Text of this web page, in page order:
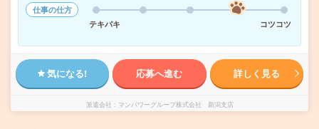
仕事の仕方
テキパキ
コツコツ
気になる! 応募へ進む 詳しく見る
派遣会社 マンパワーグループ株式会社 新潟支店